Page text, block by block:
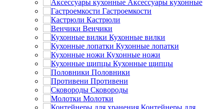
Аксессуары кухонные
Гастроемкости
Кастрюли
Венчики
Кухонные вилки
Кухонные лопатки
Кухонные ножи
Кухонные щипцы
Половники
Противени
Сковороды
Молотки
Контейнеры для